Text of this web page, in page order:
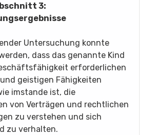
3:
Untersuchung konnte
dass das genannte Kind
erforderlichen
geistigen Fähigkeiten
imstande ist, die
von Verträgen und rechtlichen
zu verstehen und sich
zu verhalten.